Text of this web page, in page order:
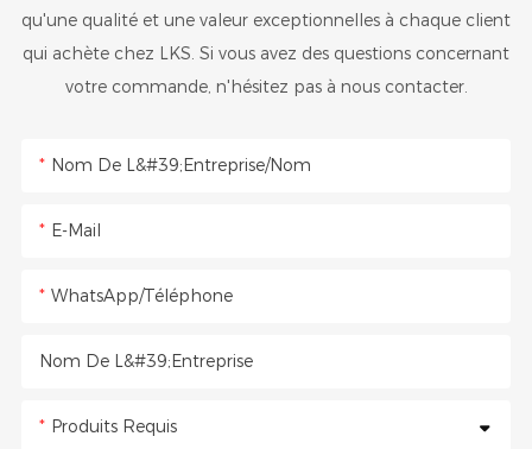
qu'une qualité et une valeur exceptionnelles à chaque client
qui achète chez LKS. Si vous avez des questions concernant
votre commande, n'hésitez pas à nous contacter.
Nom De L&#39;entreprise/Nom
E-Mail
WhatsApp/Téléphone
Nom De L&#39;entreprise
Produits Requis